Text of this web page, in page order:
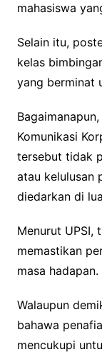
mahasiswa
Selain itu,
kelas
yang berminat
Komunikasi
tersebut tidak
atau kelulusan
diedarkan di
Menurut UPSI,
memastikan
masa hadapan.
Walaupun
bahawa
mencukupi